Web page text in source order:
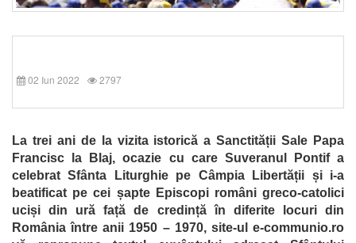
02 Iun 2022 2797
La trei ani de la vizita istorică a Sanctității Sale Papa
Francisc la Blaj, ocazie cu care Suveranul Pontif a
celebrat Sfânta Liturghie pe Câmpia Libertății și i-a
beatificat pe cei șapte Episcopi români greco-catolici
uciși din ură față de credință în diferite locuri din
România între anii 1950 – 1970, site-ul e-communio.ro